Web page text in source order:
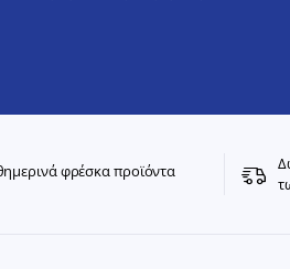
φρέσκα προϊόντα